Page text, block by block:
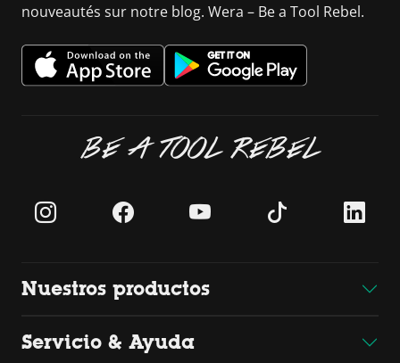
nouveautés sur notre blog. Wera – Be a Tool Rebel.
BE A TOOL REBEL
Nuestros productos
Servicio & Ayuda